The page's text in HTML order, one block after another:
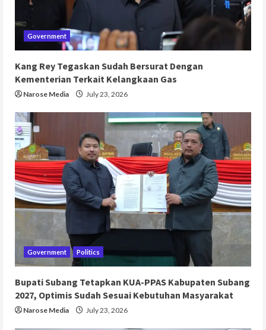
Government
Kang Rey Tegaskan Sudah Bersurat Dengan
Kementerian Terkait Kelangkaan Gas
Narose Media July 23, 2026
Government Politics
Bupati Subang Tetapkan KUA-PPAS Kabupaten Subang
2027, Optimis Sudah Sesuai Kebutuhan Masyarakat
Narose Media July 23, 2026